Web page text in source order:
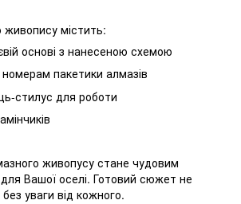
живопису містить:
основі з нанесеною схемою
пакетики алмазів
стилус для роботи
живопусу стане чудовим
Вашої оселі. Готовий сюжет не
уваги від кожного.